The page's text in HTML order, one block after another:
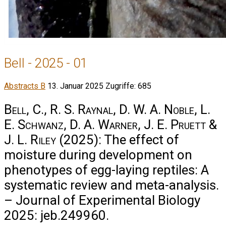
Bell - 2025 - 01
Abstracts B 13. Januar 2025 Zugriffe: 685
Bell, C., R. S. Raynal, D. W. A. Noble, L.
E. Schwanz, D. A. Warner, J. E. Pruett &
J. L. Riley (2025): The effect of
moisture during development on
phenotypes of egg-laying reptiles: A
systematic review and meta-analysis.
– Journal of Experimental Biology
2025: jeb.249960.